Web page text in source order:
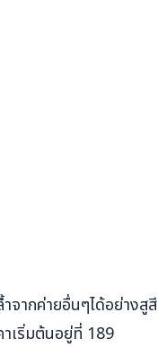
จากค่ายอื่นๆได้อย่างสูสี
เริ่มต้นอยู่ที่ 189